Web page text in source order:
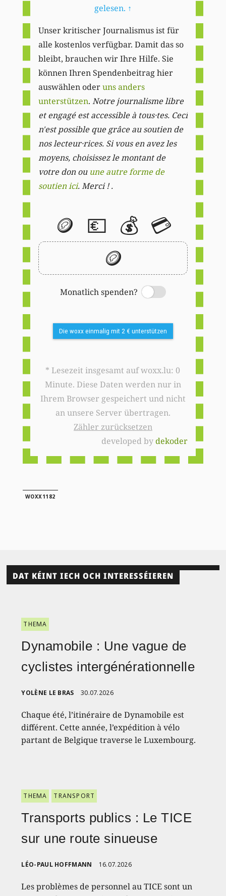
gelesen. ↑
Unser kritischer Journalismus ist für
alle kostenlos verfügbar. Damit das so
bleibt, brauchen wir Ihre Hilfe. Sie
können Ihren Spendenbeitrag hier
auswählen oderuns anders
unterstützen. Notre journalisme libre
et engagé est accessible à tous·tes. Ceci
n'est possible que grâce au soutien de
nos lecteur·rices. Si vous en avez les
moyens, choisissez le montant de
votre don ou une autre forme de
soutien ici. Merci ! .
🪙 💶 💰 💳
🪙
Monatlich spenden?
Switch
Die woxx einmalig mit 2 € unterstützen
* Lesezeit insgesamt auf woxx.lu: 0
Minute. Diese Daten werden nur in
Ihrem Browser gespeichert und nicht
an unsere Server übertragen.
Zähler zurücksetzen
developed bydekoder
WOXX1182
DAT KÉINT IECH OCH INTERESSÉIEREN
THEMA
Dynamobile : Une vague de
cyclistes intergénérationnelle
YOLÈNE LE BRAS 30.07.2026
Chaque été, l’itinéraire de Dynamobile est
différent. Cette année, l’expédition à vélo
partant de Belgique traverse le Luxembourg.
THEMA TRANSPORT
Transports publics : Le TICE
sur une route sinueuse
LÉO-PAUL HOFFMANN 16.07.2026
Les problèmes de personnel au TICE sont un